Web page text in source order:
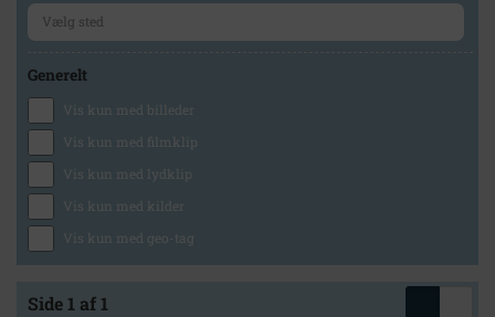
Generelt
Vis kun med billeder
Vis kun med filmklip
Vis kun med lydklip
Vis kun med kilder
Vis kun med geo-tag
Side 1 af 1